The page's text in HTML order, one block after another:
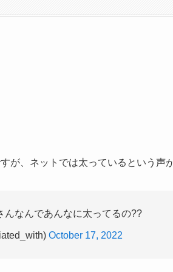
が、ネットでは太っているという声
んなんであんなに太ってるの??
October 17, 2022